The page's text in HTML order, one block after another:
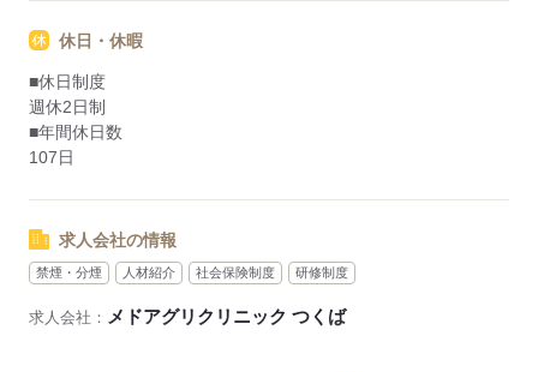
休日・休暇
■休日制度
週休2日制
■年間休日数
107日
求人会社の情報
禁煙・分煙 人材紹介 社会保険制度 研修制度
求人会社： メドアグリクリニック つくば